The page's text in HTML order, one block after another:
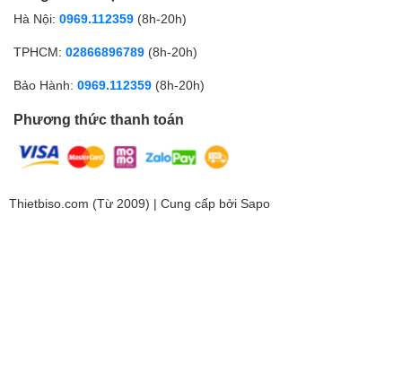
Hà Nội: 0969.112359 (8h-20h)
TPHCM: 02866896789 (8h-20h)
Bảo Hành: 0969.112359 (8h-20h)
Phương thức thanh toán
Thietbiso.com (Từ 2009) | Cung cấp bởi Sapo